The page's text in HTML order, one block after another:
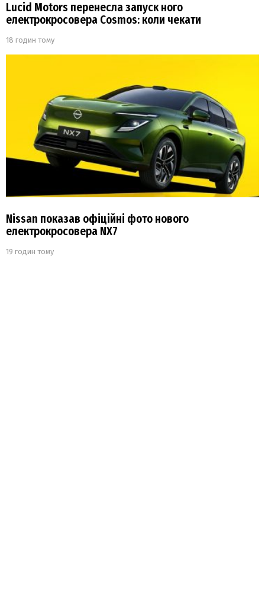
Lucid Motors перенесла запуск ного
електрокросовера Cosmos: коли чекати
18 годин тому
Nissan показав офіційні фото нового
електрокросовера NX7
19 годин тому